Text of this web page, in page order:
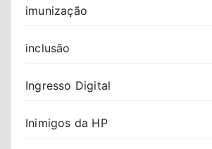
imunização
inclusão
Ingresso Digital
Inimigos da HP